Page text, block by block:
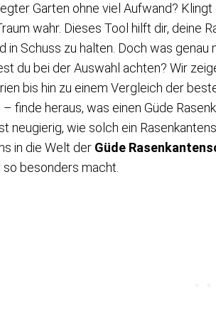
Garten ohne viel Aufwand?
wahr. Dieses Tool hilft dir, deine
in Schuss zu halten. Doch was
du bei der Auswahl achten? Wir
bis hin zu einem Vergleich der
– finde heraus, was einen Güde
neugierig, wie solch ein
in die Welt der Güde
besonders macht.